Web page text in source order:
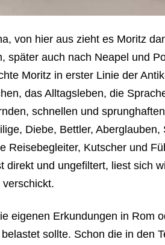
von hier aus zieht es Moritz
später auch nach Neapel und
Moritz in erster Linie der
das Alltagsleben, die
schnellen und
Diebe, Bettler,
Kutscher und
und ungefiltert, liest sich
eigenen Erkundungen in Rom
sollte. Schon die in den